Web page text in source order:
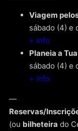
Viagem
sábado (4) e
+ info
Planeia a
sábado (4) e
+ info
—
Reservas/
(ou bilheteira do